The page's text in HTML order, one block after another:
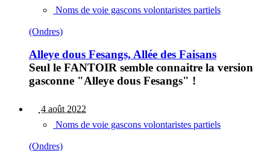
Noms de voie gascons volontaristes partiels
(Ondres)
Alleye dous Fesangs, Allée des Faisans
Seul le FANTOIR semble connaitre la version
gasconne "Alleye dous Fesangs" !
4 août 2022
Noms de voie gascons volontaristes partiels
(Ondres)